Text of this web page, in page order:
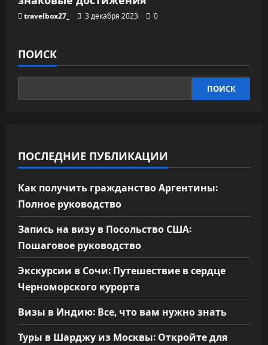
travelbox27_ 3 декабря 2023 0
ПОИСК
ПОИСК
ПОСЛЕДНИЕ ПУБЛИКАЦИИ
Как получить гражданство Аргентины:
Полное руководство
Запись на визу в Посольство США:
Пошаговое руководство
Экскурсии в Сочи: Путешествие в сердце
Черноморского курорта
Визы в Индию: Все, что вам нужно знать
Туры в Шарджу из Москвы: Откройте для